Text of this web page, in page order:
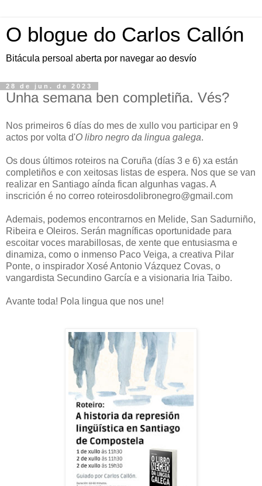
O blogue do Carlos Callón
Bitácula persoal aberta por navegar ao desvío
28 de jun. de 2023
Unha semana ben completiña. Vés?
Nos primeiros 6 días do mes de xullo vou participar en 9
actos por volta d'O libro negro da lingua galega.
Os dous últimos roteiros na Coruña (días 3 e 6) xa están
completiños e con xeitosas listas de espera. Nos que se van
realizar en Santiago aínda fican algunhas vagas. A
inscrición é no correo roteirosdolibronegro@gmail.com
Ademais, podemos encontrarnos en Melide, San Sadurniño,
Ribeira e Oleiros. Serán magníficas oportunidade para
escoitar voces marabillosas, de xente que entusiasma e
dinamiza, como o inmenso Paco Veiga, a creativa Pilar
Ponte, o inspirador Xosé Antonio Vázquez Covas, o
vangardista Secundino García e a visionaria Iria Taibo.
Avante toda! Pola lingua que nos une!